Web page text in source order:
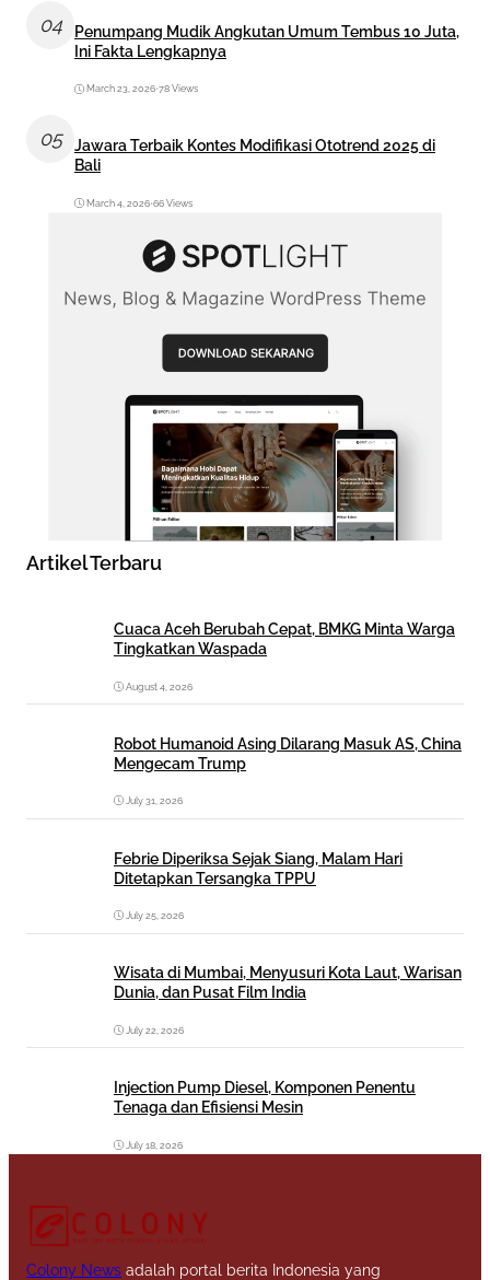
04
Penumpang Mudik Angkutan Umum Tembus 10 Juta,
Ini Fakta Lengkapnya
March 23, 2026•78 Views
05
Jawara Terbaik Kontes Modifikasi Ototrend 2025 di
Bali
March 4, 2026•66 Views
Artikel Terbaru
Cuaca Aceh Berubah Cepat, BMKG Minta Warga
Tingkatkan Waspada
August 4, 2026
Robot Humanoid Asing Dilarang Masuk AS, China
Mengecam Trump
July 31, 2026
Febrie Diperiksa Sejak Siang, Malam Hari
Ditetapkan Tersangka TPPU
July 25, 2026
Wisata di Mumbai, Menyusuri Kota Laut, Warisan
Dunia, dan Pusat Film India
July 22, 2026
Injection Pump Diesel, Komponen Penentu
Tenaga dan Efisiensi Mesin
July 18, 2026
Colony News adalah portal berita Indonesia yang